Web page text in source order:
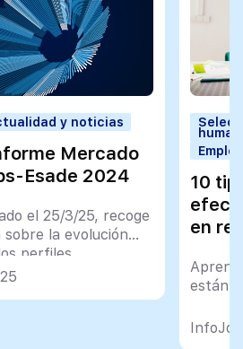
y noticias
Mercado
Esade 2024
el 25/3/25, recoge
la evolución
perfiles
país
10
en
están